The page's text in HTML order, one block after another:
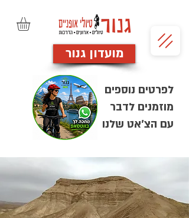
מועדון גנור
לפרטים נוספים
מוזמנים לדבר
עם הצ'אט שלנו